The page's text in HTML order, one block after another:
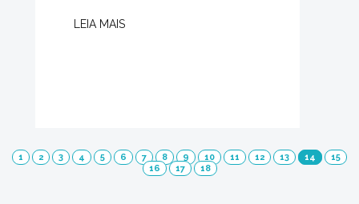
LEIA MAIS
1 2 3 4 5 6 7 8 9 10 11 12 13 14
15
16
17 18